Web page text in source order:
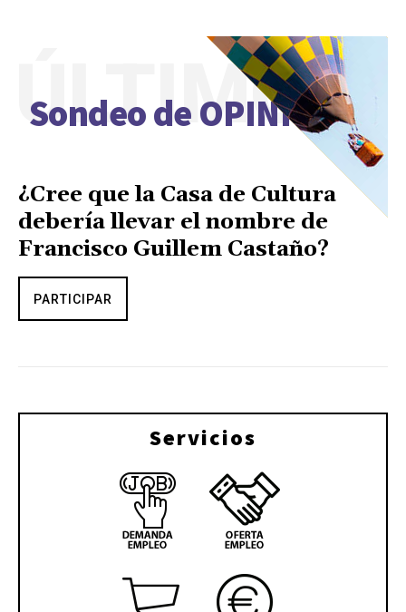
Sondeo de OPINIÓN
ÚLTIMO
¿Cree que la Casa de Cultura
debería llevar el nombre de
Francisco Guillem Castaño?
PARTICIPAR
Servicios